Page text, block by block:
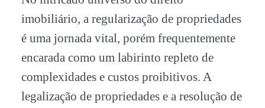
imobiliário, a regularização de propriedades
é uma jornada vital, porém frequentemente
encarada como um labirinto repleto de
complexidades e custos proibitivos. A
legalização de propriedades e a resolução de